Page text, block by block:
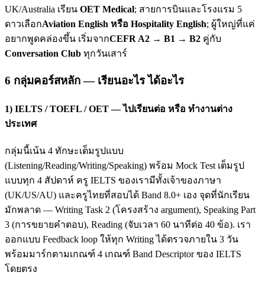
UK/Australia เรียน OET Medical; สายการบินและโรงแรม 5
ดาวเลือกAviation English หรือ Hospitality English; ผู้ใหญ่ที่แค่
อยากพูดคล่องขึ้น เริ่มจากCEFR A2 → B1 → B2 คู่กับ
Conversation Club ทุกวันเสาร์
6 กลุ่มคอร์สหลัก — เรียนอะไร ได้อะไร
1) IELTS / TOEFL / OET — ไปเรียนต่อ หรือ ทำงานต่าง
ประเทศ
กลุ่มนี้เน้น 4 ทักษะเต็มรูปแบบ
(Listening/Reading/Writing/Speaking) พร้อม Mock Test เต็มรูป
แบบทุก 4 สัปดาห์ ครู IELTS ของเรามีทั้งเจ้าของภาษา
(UK/US/AU) และครูไทยที่สอบได้ Band 8.0+ เอง จุดที่นักเรียน
มักพลาด — Writing Task 2 (โครงสร้าง argument), Speaking Part
3 (การขยายคำตอบ), Reading (จับเวลา 60 นาทีต่อ 40 ข้อ). เรา
ออกแบบ Feedback loop ให้ทุก Writing ได้ตรวจภายใน 3 วัน
พร้อมมาร์กตามเกณฑ์ 4 เกณฑ์ Band Descriptor ของ IELTS
โดยตรง